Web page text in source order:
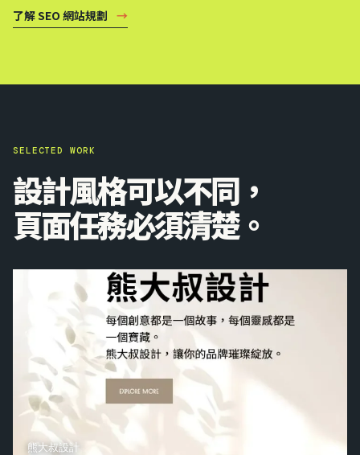
了解 SEO 網站規劃 →
SELECTED WORK
設計風格可以不同，
頁面任務必須清楚。
熊大叔設計